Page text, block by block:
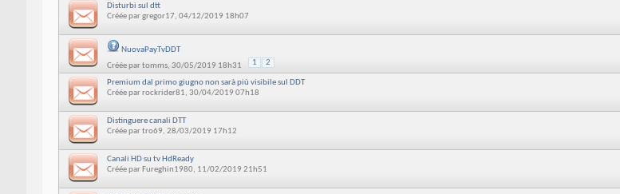
Disturbi sul dtt
Créée pargregor17, 04/12/2019 18h07
NuovaPayTvDDT
Créée partomms, 30/05/2019 18h31 1 2
Premium dal primo giugno non sarà più visibile sul DDT
Créée parrockrider81, 30/04/2019 07h18
Distinguere canali DTT
Créée partro69, 28/03/2019 17h12
Canali HD su tv HdReady
Créée par Fureghin1980, 11/02/2019 21h51